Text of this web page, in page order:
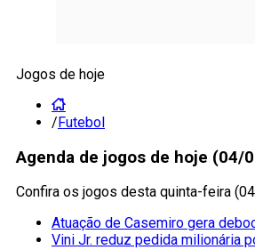
Jogos de hoje
/Futebol
Agenda de jogos de hoje (04/
Confira os jogos desta quinta-feira
Atuação de Casemiro gera
Vini Jr. reduz pedida milionária